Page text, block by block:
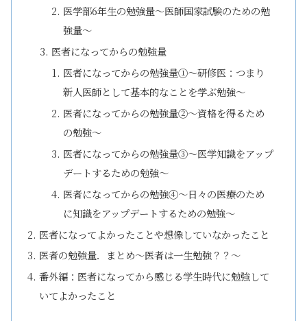
医学部6年生の勉強量～医師国家試験のための勉
強量～
医者になってからの勉強量
医者になってからの勉強量①～研修医：つまり
新人医師として基本的なことを学ぶ勉強～
医者になってからの勉強量②～資格を得るため
の勉強～
医者になってからの勉強量③～医学知識をアップ
デートするための勉強～
医者になってからの勉強④～日々の医療のため
に知識をアップデートするための勉強～
医者になってよかったことや想像していなかったこと
医者の勉強量．まとめ～医者は一生勉強？？～
番外編：医者になってから感じる学生時代に勉強して
いてよかったこと